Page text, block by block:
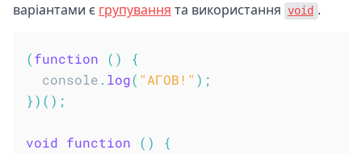
варіантами є групування та використання void .
(function ( )
{
  console
. log( "АГОВ!" ) ;
}) ( ) ;
void function ( )
{